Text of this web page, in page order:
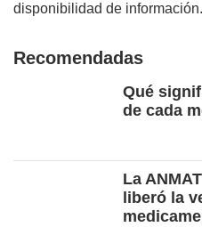
disponibilidad de información.
Recomendadas
Qué
de cada
La
liberó la